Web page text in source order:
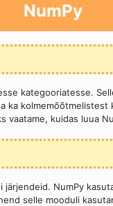
NumPy
kategooriatesse.
ka
kuidas luua
NumPy
selle mooduli